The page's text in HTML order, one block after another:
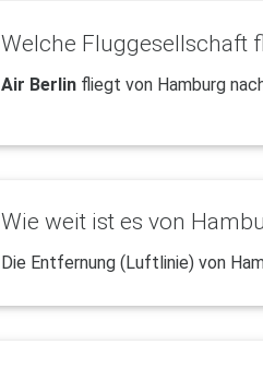
Welche Fluggesellschaft
Air Berlin fliegt von Hamburg
Wie weit ist es von
Die Entfernung (Luftlinie) von